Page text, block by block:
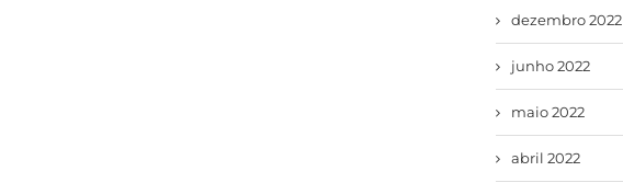
dezembro 2022
junho 2022
maio 2022
abril 2022